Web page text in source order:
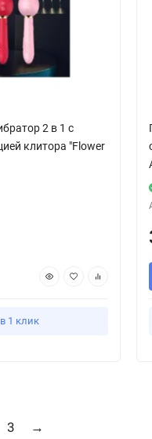
2 в 1 с
клитора "Flower
1 клик
3 →